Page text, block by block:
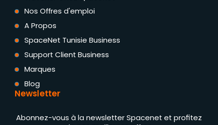
Nos Offres d'emploi
A Propos
SpaceNet Tunisie Business
Support Client Business
Marques
Blog
Newsletter
Abonnez-vous à la newsletter Spacenet et profitez